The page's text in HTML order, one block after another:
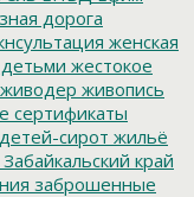
дорога
женская
жестокое
живодер живопись
сертификаты
сирот жильё
Забайкальский край
заброшенные